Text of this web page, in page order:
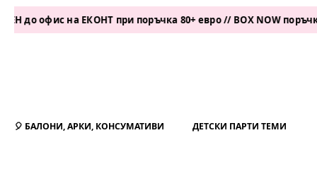
на ЕКОНТ при поръчка 80+ евро // BOX NOW поръчка 50+
🎈 БАЛОНИ, АРКИ, КОНСУМАТИВИ ДЕТСКИ ПАРТИ ТЕМИ